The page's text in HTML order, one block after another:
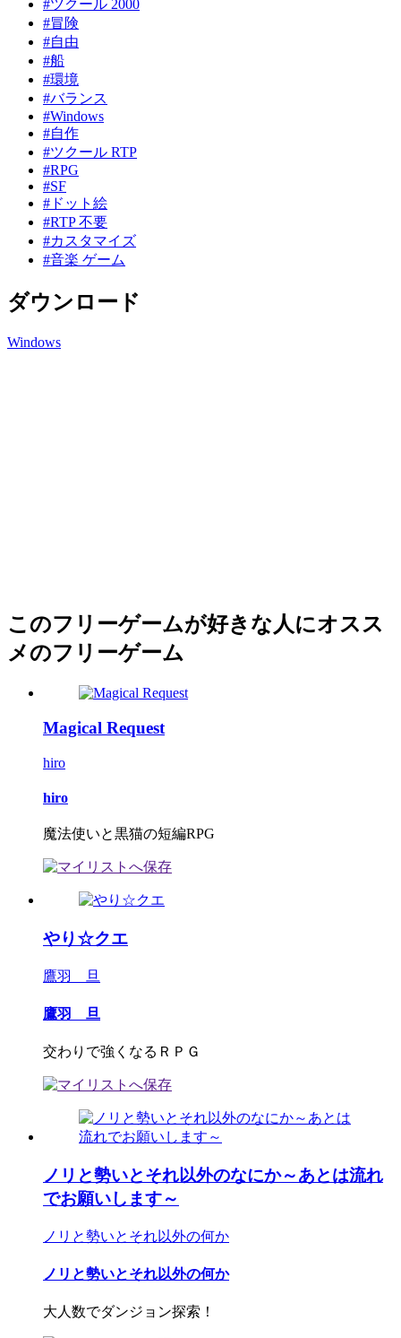
#ツクール 2000
#冒険
#自由
#船
#環境
#バランス
#Windows
#自作
#ツクール RTP
#RPG
#SF
#ドット絵
#RTP 不要
#カスタマイズ
#音楽 ゲーム
ダウンロード
Windows
このフリーゲームが好きな人にオスス
メのフリーゲーム
Magical Request
hiro
hiro
魔法使いと黒猫の短編RPG
やり☆クエ
鷹羽 旦
鷹羽 旦
交わりで強くなるＲＰＧ
ノリと勢いとそれ以外のなにか～あとは流れ
でお願いします～
ノリと勢いとそれ以外の何か
ノリと勢いとそれ以外の何か
大人数でダンジョン探索！